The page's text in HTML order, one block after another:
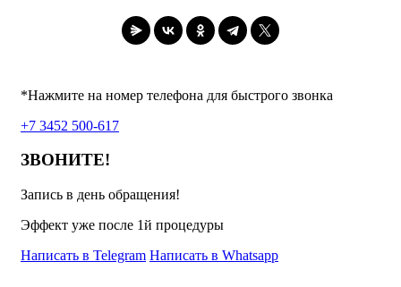
*Нажмите на номер телефона для быстрого звонка
+7 3452 500-617
ЗВОНИТЕ!
Запись в день обращения!
Эффект уже после 1й процедуры
Написать в Telegram Написать в Whatsapp